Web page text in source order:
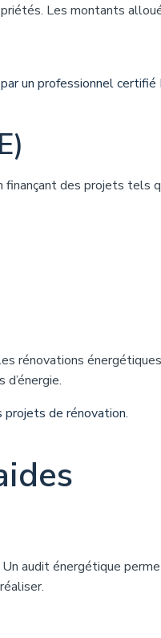
Les montants
un professionnel certifié
finançant des projets tels
rénovations
projets de rénovation.
audit énergétique